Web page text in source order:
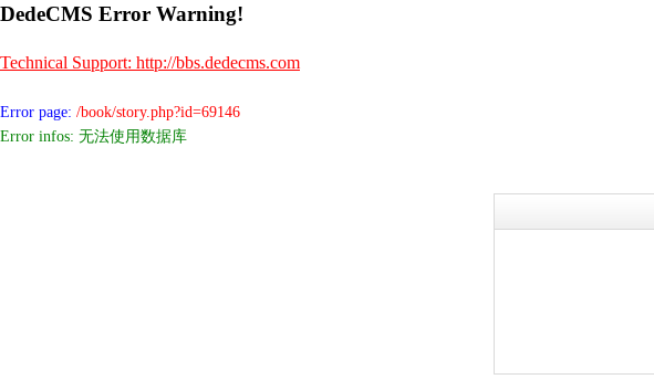
DedeCMS Error Warning!
Technical Support: http://bbs.dedecms.com
Error page: /book/story.php?id=69146
Error infos: 无法使用数据库